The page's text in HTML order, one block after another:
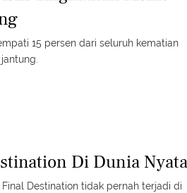
15 persen dari seluruh kematian
Di Dunia Nyata
Destination tidak pernah terjadi di